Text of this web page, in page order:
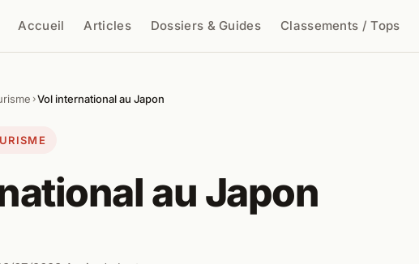
Accueil Articles Dossiers & Guides Classements / Tops
Chercher
›Vol international au Japon
au Japon